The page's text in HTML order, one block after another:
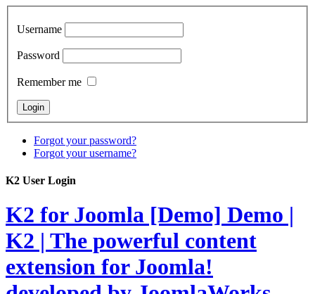
Username
Password
Remember me
Forgot your password?
Forgot your username?
K2 User Login
K2 for Joomla [Demo] Demo |
K2 | The powerful content
extension for Joomla!